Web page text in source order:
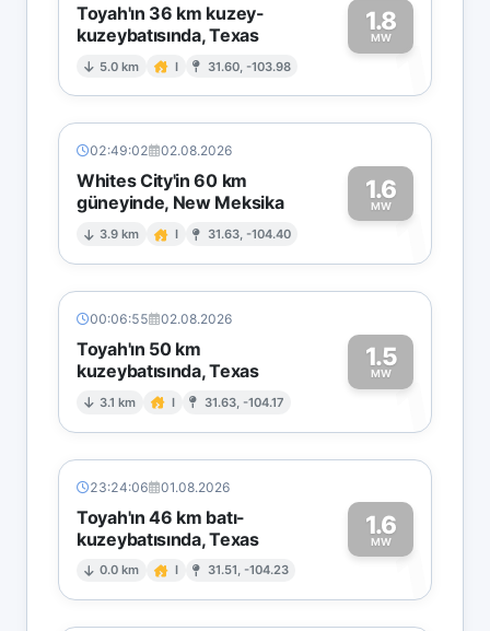
Toyah'ın 36 km kuzey-
kuzeybatısında, Texas
5.0 km I 31.60, -103.98
1.8
MW1
02:49:02 02.08.2026
Whites City'in 60 km
güneyinde, New Meksika
3.9 km I 31.63, -104.40
1.6
MW1
00:06:55 02.08.2026
Toyah'ın 50 km
kuzeybatısında, Texas
3.1 km I 31.63, -104.17
1.5
MW1
23:24:06 01.08.2026
Toyah'ın 46 km batı-
kuzeybatısında, Texas
0.0 km I 31.51, -104.23
1.6
MW1